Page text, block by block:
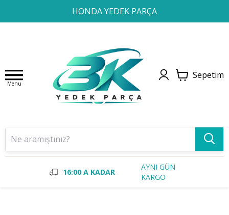
HONDA YEDEK PARÇA
1 2 3 4
Menu
Sepetim
16:00 A KADAR
AYNI GÜN
KARGO